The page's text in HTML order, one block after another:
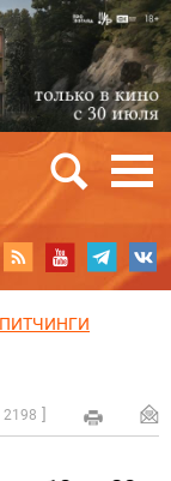
ПИТЧИНГИ
2198